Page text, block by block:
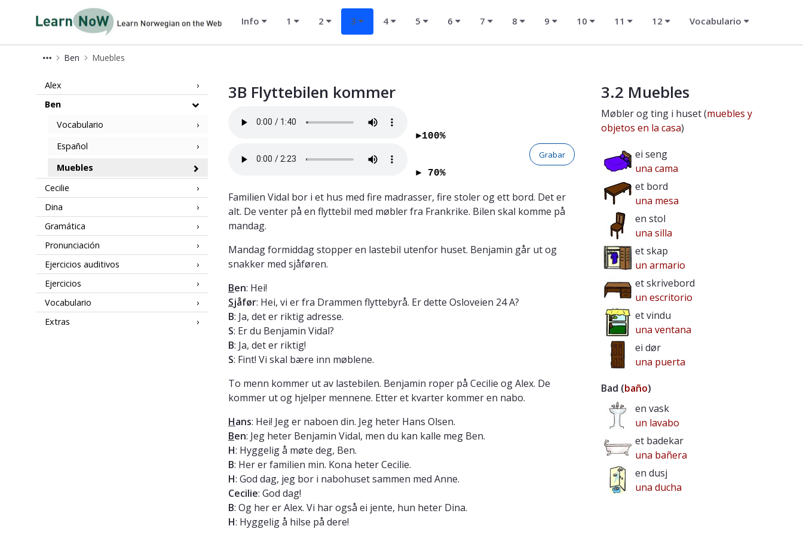
LearnNoW-es Info 1 2 3 4 5 6 7 8 9 10 11 12 Vocabulario
Ben Muebles
3B LearnNoW
Alex
Ben
Vocabulario
Español
Muebles
Cecilie
Dina
Gramática
Pronunciación
Ejercicios auditivos
Ejercicios
Vocabulario
Extras
3B Flyttebilen kommer
►100%
► 70%
Grabar
Familien Vidal bor i et hus med fire madrasser, fire stoler og ett bord. Det er
alt. De venter på en flyttebil med møbler fra Frankrike. Bilen skal komme på
mandag.
Mandag formiddag stopper en lastebil utenfor huset. Benjamin går ut og
snakker med sjåføren.
Ben: Hei!
Sjåfør: Hei, vi er fra Drammen flyttebyrå. Er dette Osloveien 24 A?
B: Ja, det er riktig adresse.
S: Er du Benjamin Vidal?
B: Ja, det er riktig!
S: Fint! Vi skal bære inn møblene.
To menn kommer ut av lastebilen. Benjamin roper på Cecilie og Alex. De
kommer ut og hjelper mennene. Etter et kvarter kommer en nabo.
Hans: Hei! Jeg er naboen din. Jeg heter Hans Olsen.
Ben: Jeg heter Benjamin Vidal, men du kan kalle meg Ben.
H: Hyggelig å møte deg, Ben.
B: Her er familien min. Kona heter Cecilie.
H: God dag, jeg bor i nabohuset sammen med Anne.
Cecilie: God dag!
B: Og her er Alex. Vi har også ei jente, hun heter Dina.
H: Hyggelig å hilse på dere!
3.2 Muebles
Møbler og ting i huset (muebles y
objetos en la casa)
ei seng
una cama
et bord
una mesa
en stol
una silla
et skap
un armario
et skrivebord
un escritorio
et vindu
una ventana
ei dør
una puerta
Bad (baño)
en vask
un lavabo
et badekar
una bañera
en dusj
una ducha